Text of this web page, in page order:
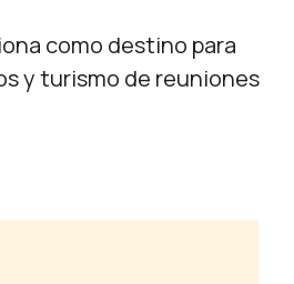
como destino para
y turismo de reuniones